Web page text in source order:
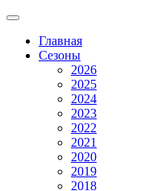
Главная
Сезоны
2026
2025
2024
2023
2022
2021
2020
2019
2018